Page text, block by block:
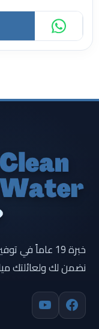
خبرة 19 عاماً
نضمن لك ولعائلتك